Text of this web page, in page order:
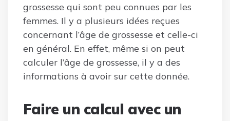
grossesse qui sont peu connues par les
femmes. Il y a plusieurs idées reçues
concernant l’âge de grossesse et celle-ci
en général. En effet, même si on peut
calculer l’âge de grossesse, il y a des
informations à avoir sur cette donnée.
Faire un calcul avec un